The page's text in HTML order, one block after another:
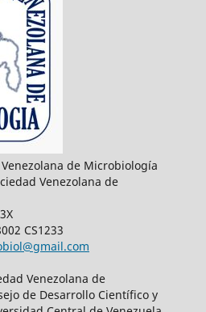
de Microbiología
Venezolana de
CS1233
Venezolana de
de Desarrollo Científico y